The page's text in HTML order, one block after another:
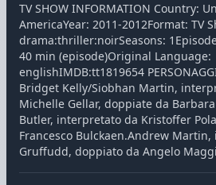
TV SHOW INFORMATION Country:
AmericaYear: 2011-2012Format: TV
drama:thriller:noirSeasons:
40 min (episode)Original Language:
englishIMDB:tt1819654
Bridget Kelly/Siobhan Martin,
Michelle Gellar, doppiate da
Butler, interpretato da Kristoffer
Francesco Bulckaen.Andrew
Gruffudd, doppiato da Angelo